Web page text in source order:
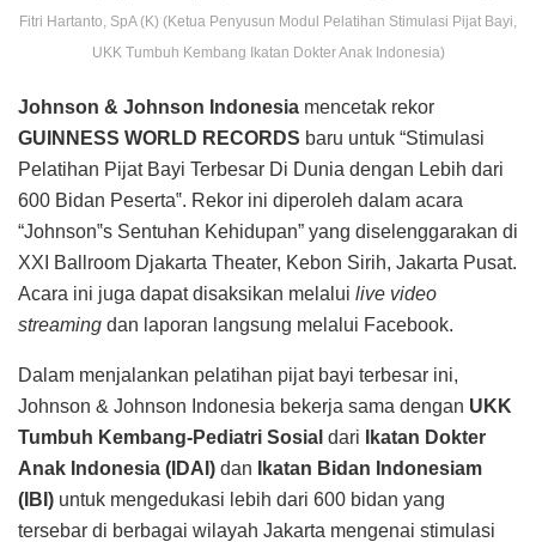
Fitri Hartanto, SpA (K) (Ketua Penyusun Modul Pelatihan Stimulasi Pijat Bayi,
UKK Tumbuh Kembang Ikatan Dokter Anak Indonesia)
Johnson & Johnson Indonesia mencetak rekor
GUINNESS WORLD RECORDS baru untuk “Stimulasi
Pelatihan Pijat Bayi Terbesar Di Dunia dengan Lebih dari
600 Bidan Peserta‟. Rekor ini diperoleh dalam acara
“Johnson‟s Sentuhan Kehidupan” yang diselenggarakan di
XXI Ballroom Djakarta Theater, Kebon Sirih, Jakarta Pusat.
Acara ini juga dapat disaksikan melalui live video
streaming dan laporan langsung melalui Facebook.
Dalam menjalankan pelatihan pijat bayi terbesar ini,
Johnson & Johnson Indonesia bekerja sama dengan UKK
Tumbuh Kembang-Pediatri Sosial dari
Ikatan Dokter
Anak Indonesia (IDAI) dan
Ikatan Bidan Indonesiam
(IBI) untuk mengedukasi lebih dari 600 bidan yang
tersebar di berbagai wilayah Jakarta mengenai stimulasi